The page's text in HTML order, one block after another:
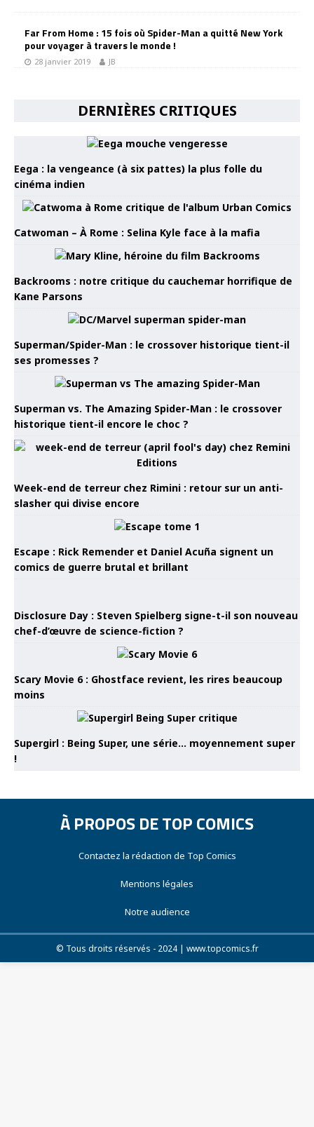
Far From Home : 15 fois où Spider-Man a quitté New York
pour voyager à travers le monde !
28 janvier 2019 JB
DERNIÈRES CRITIQUES
Eega : la vengeance (à six pattes) la plus folle du
cinéma indien
Catwoman – À Rome : Selina Kyle face à la mafia
Backrooms : notre critique du cauchemar horrifique de
Kane Parsons
Superman/Spider-Man : le crossover historique tient-il
ses promesses ?
Superman vs. The Amazing Spider-Man : le crossover
historique tient-il encore le choc ?
Week-end de terreur chez Rimini : retour sur un anti-
slasher qui divise encore
Escape : Rick Remender et Daniel Acuña signent un
comics de guerre brutal et brillant
Disclosure Day : Steven Spielberg signe-t-il son nouveau
chef-d’œuvre de science-fiction ?
Scary Movie 6 : Ghostface revient, les rires beaucoup
moins
Supergirl : Being Super, une série… moyennement super
!
À PROPOS DE TOP COMICS
Contactez la rédaction de Top Comics
Mentions légales
Notre audience
© Tous droits réservés - 2024 | www.topcomics.fr